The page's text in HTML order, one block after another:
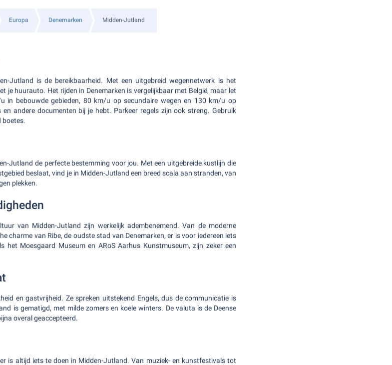
Europa Denemarken Midden-Jutland
Jutland is de bereikbaarheid. Met een uitgebreid wegennetwerk is het
je huurauto. Het rijden in Denemarken is vergelijkbaar met België, maar let
in bebouwde gebieden, 80 km/u op secundaire wegen en 130 km/u op
andere documenten bij je hebt. Parkeer regels zijn ook streng. Gebruik
boetes.
Jutland de perfecte bestemming voor jou. Met een uitgebreide kustlijn die
beslaat, vind je in Midden-Jutland een breed scala aan stranden, van
plekken.
van Midden-Jutland zijn werkelijk adembenemend. Van de moderne
charme van Ribe, de oudste stad van Denemarken, er is voor iedereen iets
het Moesgaard Museum en ARoS Aarhus Kunstmuseum, zijn zeker een
en gastvrijheid. Ze spreken uitstekend Engels, dus de communicatie is
is gematigd, met milde zomers en koele winters. De valuta is de Deense
overal geaccepteerd.
is altijd iets te doen in Midden-Jutland. Van muziek- en kunstfestivals tot